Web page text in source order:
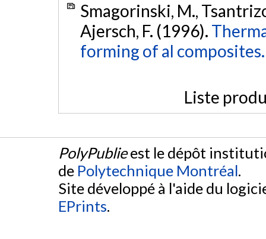
Smagorinski, M.,
Ajersch, F. (1996).
forming of al composites.
Liste
PolyPublieest le dépôt
de Polytechnique Montréal.
Site développé à l'aide du
EPrints.